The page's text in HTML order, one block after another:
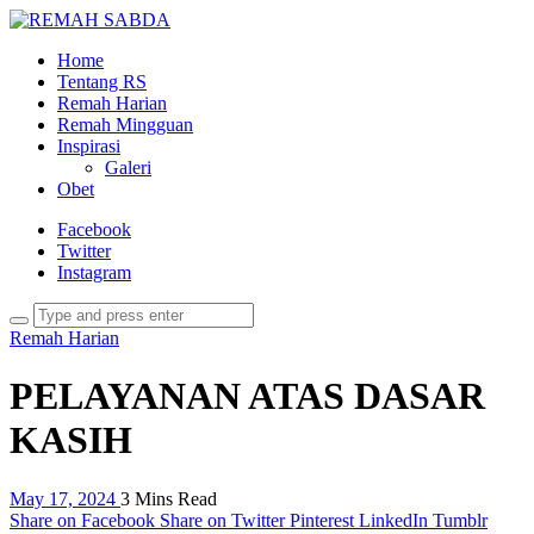
Home
Tentang RS
Remah Harian
Remah Mingguan
Inspirasi
Galeri
Obet
Facebook
Twitter
Instagram
Remah Harian
PELAYANAN ATAS DASAR
KASIH
May 17, 2024 3 Mins Read
Share on Facebook Share on Twitter Pinterest LinkedIn Tumblr